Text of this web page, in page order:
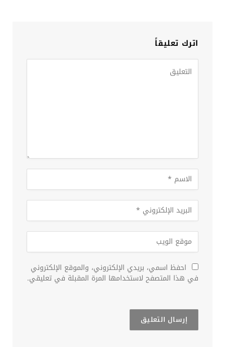
اترك تعليقاً
احفظ اسمي، بريدي الإلكتروني، والموقع الإلكتروني
في هذا المتصفح لاستخدامها المرة المقبلة في تعليقي.